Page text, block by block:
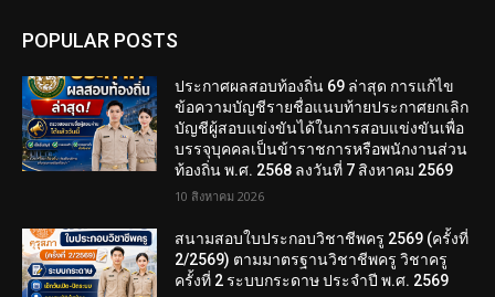
POPULAR POSTS
ประกาศผลสอบท้องถิ่น 69 ล่าสุด การแก้ไข
ข้อความบัญชีรายชื่อแนบท้ายประกาศยกเลิก
บัญชีผู้สอบแข่งขันได้ในการสอบแข่งขันเพื่อ
บรรจุบุคคลเป็นข้าราชการหรือพนักงานส่วน
ท้องถิ่น พ.ศ. 2568 ลงวันที่ 7 สิงหาคม 2569
10 สิงหาคม 2026
สนามสอบใบประกอบวิชาชีพครู 2569 (ครั้งที่
2/2569) ตามมาตรฐานวิชาชีพครู วิชาครู
ครั้งที่ 2 ระบบกระดาษ ประจำปี พ.ศ. 2569